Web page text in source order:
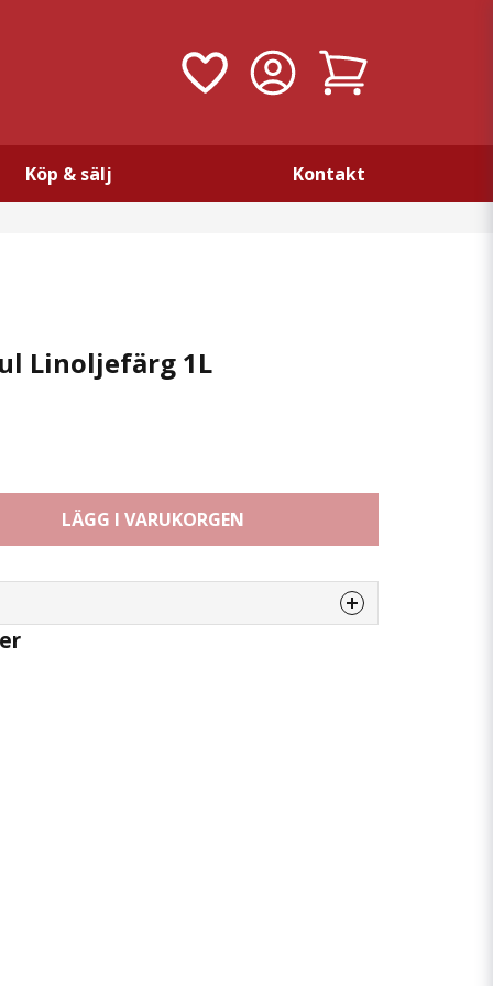
Köp & sälj Kontakt
Linoljefärg 1L
LÄGG I VARUKORGEN
produkten...